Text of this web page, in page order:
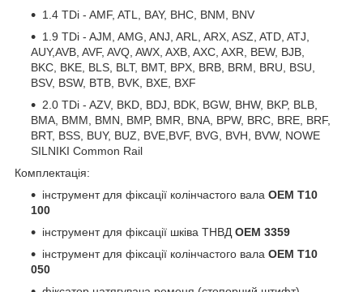
1.4 TDi - AMF, ATL, BAY, BHC, BNM, BNV
1.9 TDi - AJM, AMG, ANJ, ARL, ARX, ASZ, ATD, ATJ,
AUY,AVB, AVF, AVQ, AWX, AXB, AXC, AXR, BEW, BJB,
BKC, BKE, BLS, BLT, BMT, BPX, BRB, BRM, BRU, BSU,
BSV, BSW, BTB, BVK, BXE, BXF
2.0 TDi - AZV, BKD, BDJ, BDK, BGW, BHW, BKP, BLB,
BMA, BMM, BMN, BMP, BMR, BNA, BPW, BRC, BRE, BRF,
BRT, BSS, BUY, BUZ, BVE,BVF, BVG, BVH, BVW, NOWE
SILNIKI Common Rail
Комплектація:
інструмент для фіксації колінчастого вала OEM T10
100
інструмент для фіксації шківа ТНВД OEM 3359
інструмент для фіксації колінчастого вала OEM T10
050